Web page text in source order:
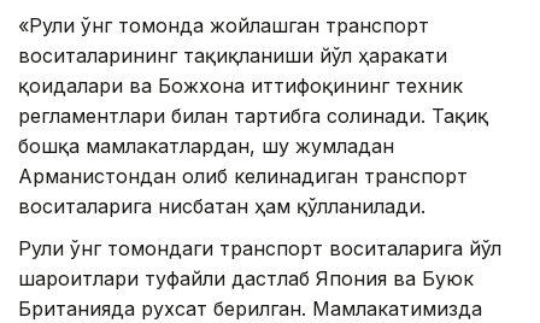
«Рули ўнг томонда жойлашган транспорт
воситаларининг тақиқланиши йўл ҳаракати
қоидалари ва Божхона иттифоқининг техник
регламентлари билан тартибга солинади. Тақиқ
бошқа мамлакатлардан, шу жумладан
Арманистондан олиб келинадиган транспорт
воситаларига нисбатан ҳам қўлланилади.
Рули ўнг томондаги транспорт воситаларига йўл
шароитлари туфайли дастлаб Япония ва Буюк
Британияда рухсат берилган. Мамлакатимизда